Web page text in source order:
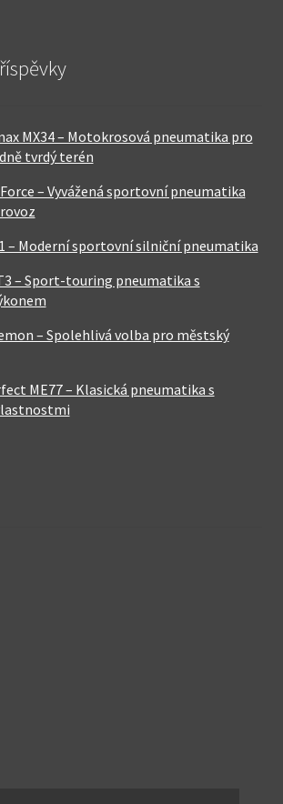
MX34 – Motokrosová pneumatika pro
tvrdý terén
– Vyvážená sportovní pneumatika
– Moderní sportovní silniční pneumatika
– Sport-touring pneumatika s
– Spolehlivá volba pro městský
ME77 – Klasická pneumatika s